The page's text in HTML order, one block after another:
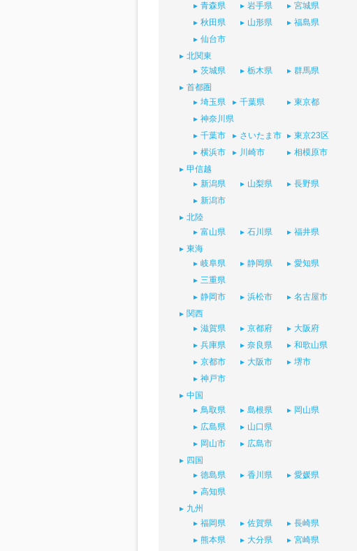
青森県
岩手県
宮城県
秋田県
山形県
福島県
仙台市
北関東
茨城県
栃木県
群馬県
首都圏
埼玉県
千葉県
東京都
神奈川県
千葉市
さいたま市
東京23区
横浜市
川崎市
相模原市
甲信越
新潟県
山梨県
長野県
新潟市
北陸
富山県
石川県
福井県
東海
岐阜県
静岡県
愛知県
三重県
静岡市
浜松市
名古屋市
関西
滋賀県
京都府
大阪府
兵庫県
奈良県
和歌山県
京都市
大阪市
堺市
神戸市
中国
鳥取県
島根県
岡山県
広島県
山口県
岡山市
広島市
四国
徳島県
香川県
愛媛県
高知県
九州
福岡県
佐賀県
長崎県
熊本県
大分県
宮崎県